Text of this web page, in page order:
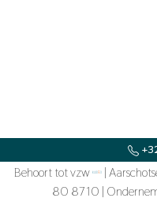
Behoort tot vzw
|
80 87 10 |